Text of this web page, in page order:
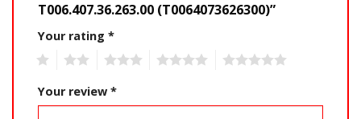
T006.407.36.263.00 (T0064073626300)”
Your rating *
Your review *